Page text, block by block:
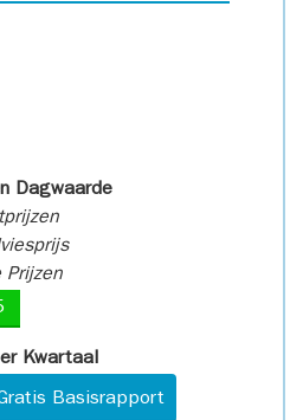
Dagwaarde
Prijzen
Kwartaal
Basisrapport